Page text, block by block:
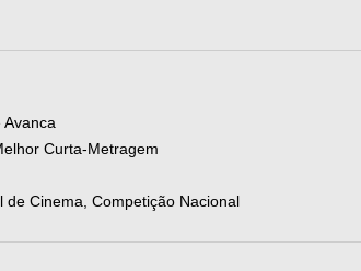
Curta-Metragem
Cinema, Competição Nacional